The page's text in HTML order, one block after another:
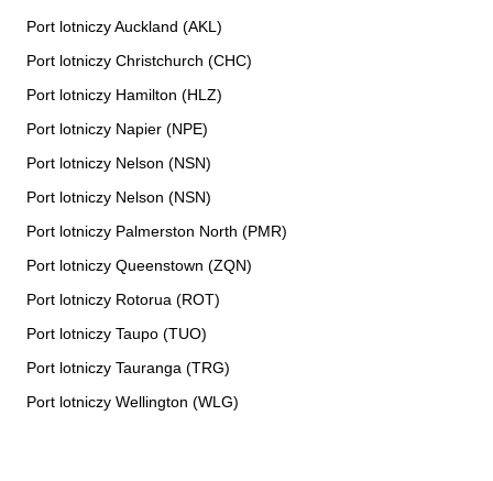
Port lotniczy Auckland (AKL)
Port lotniczy Christchurch (CHC)
Port lotniczy Hamilton (HLZ)
Port lotniczy Napier (NPE)
Port lotniczy Nelson (NSN)
Port lotniczy Nelson (NSN)
Port lotniczy Palmerston North (PMR)
Port lotniczy Queenstown (ZQN)
Port lotniczy Rotorua (ROT)
Port lotniczy Taupo (TUO)
Port lotniczy Tauranga (TRG)
Port lotniczy Wellington (WLG)